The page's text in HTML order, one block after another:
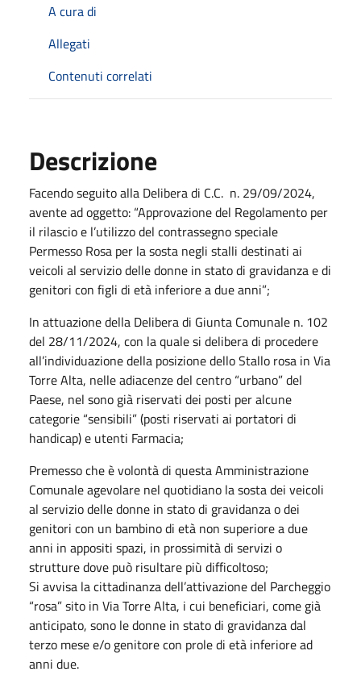
A cura di
Allegati
Contenuti correlati
Descrizione
Facendo seguito alla Delibera di C.C. n. 29/09/2024,
avente ad oggetto: “Approvazione del Regolamento per
il rilascio e l’utilizzo del contrassegno speciale
Permesso Rosa per la sosta negli stalli destinati ai
veicoli al servizio delle donne in stato di gravidanza e di
genitori con figli di età inferiore a due anni”;
In attuazione della Delibera di Giunta Comunale n. 102
del 28/11/2024, con la quale si delibera di procedere
all’individuazione della posizione dello Stallo rosa in Via
Torre Alta, nelle adiacenze del centro “urbano” del
Paese, nel sono già riservati dei posti per alcune
categorie “sensibili” (posti riservati ai portatori di
handicap) e utenti Farmacia;
Premesso che è volontà di questa Amministrazione
Comunale agevolare nel quotidiano la sosta dei veicoli
al servizio delle donne in stato di gravidanza o dei
genitori con un bambino di età non superiore a due
anni in appositi spazi, in prossimità di servizi o
strutture dove può risultare più difficoltoso;
Si avvisa la cittadinanza dell’attivazione del Parcheggio
“rosa” sito in Via Torre Alta, i cui beneficiari, come già
anticipato, sono le donne in stato di gravidanza dal
terzo mese e/o genitore con prole di età inferiore ad
anni due.